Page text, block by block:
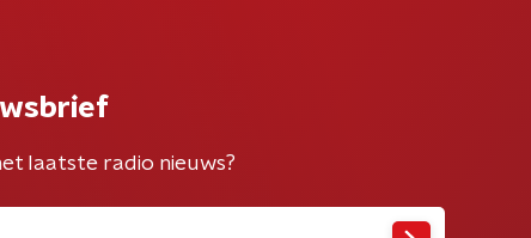
laatste radio nieuws?